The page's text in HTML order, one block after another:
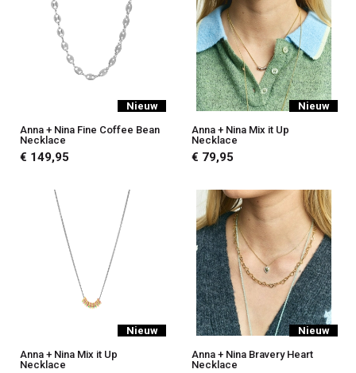
Nieuw
Anna + Nina Fine Coffee Bean
Necklace
€ 149,95
Nieuw
Anna + Nina Mix it Up
Necklace
€ 79,95
Nieuw
Anna + Nina Mix it Up
Necklace
Nieuw
Anna + Nina Bravery Heart
Necklace